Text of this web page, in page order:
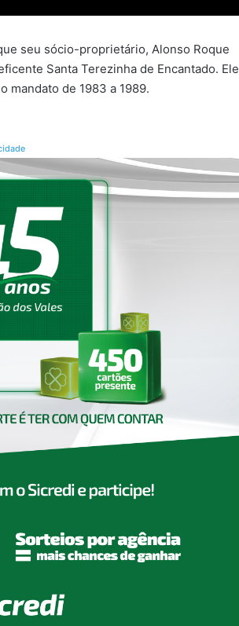
seu sócio-proprietário, Alonso Roque
Santa Terezinha de Encantado. Ele
mandato de 1983 a 1989.